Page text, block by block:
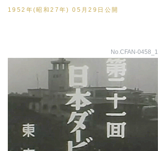
1952年(昭和27年) 05月29日公開
No.CFAN-0458_1